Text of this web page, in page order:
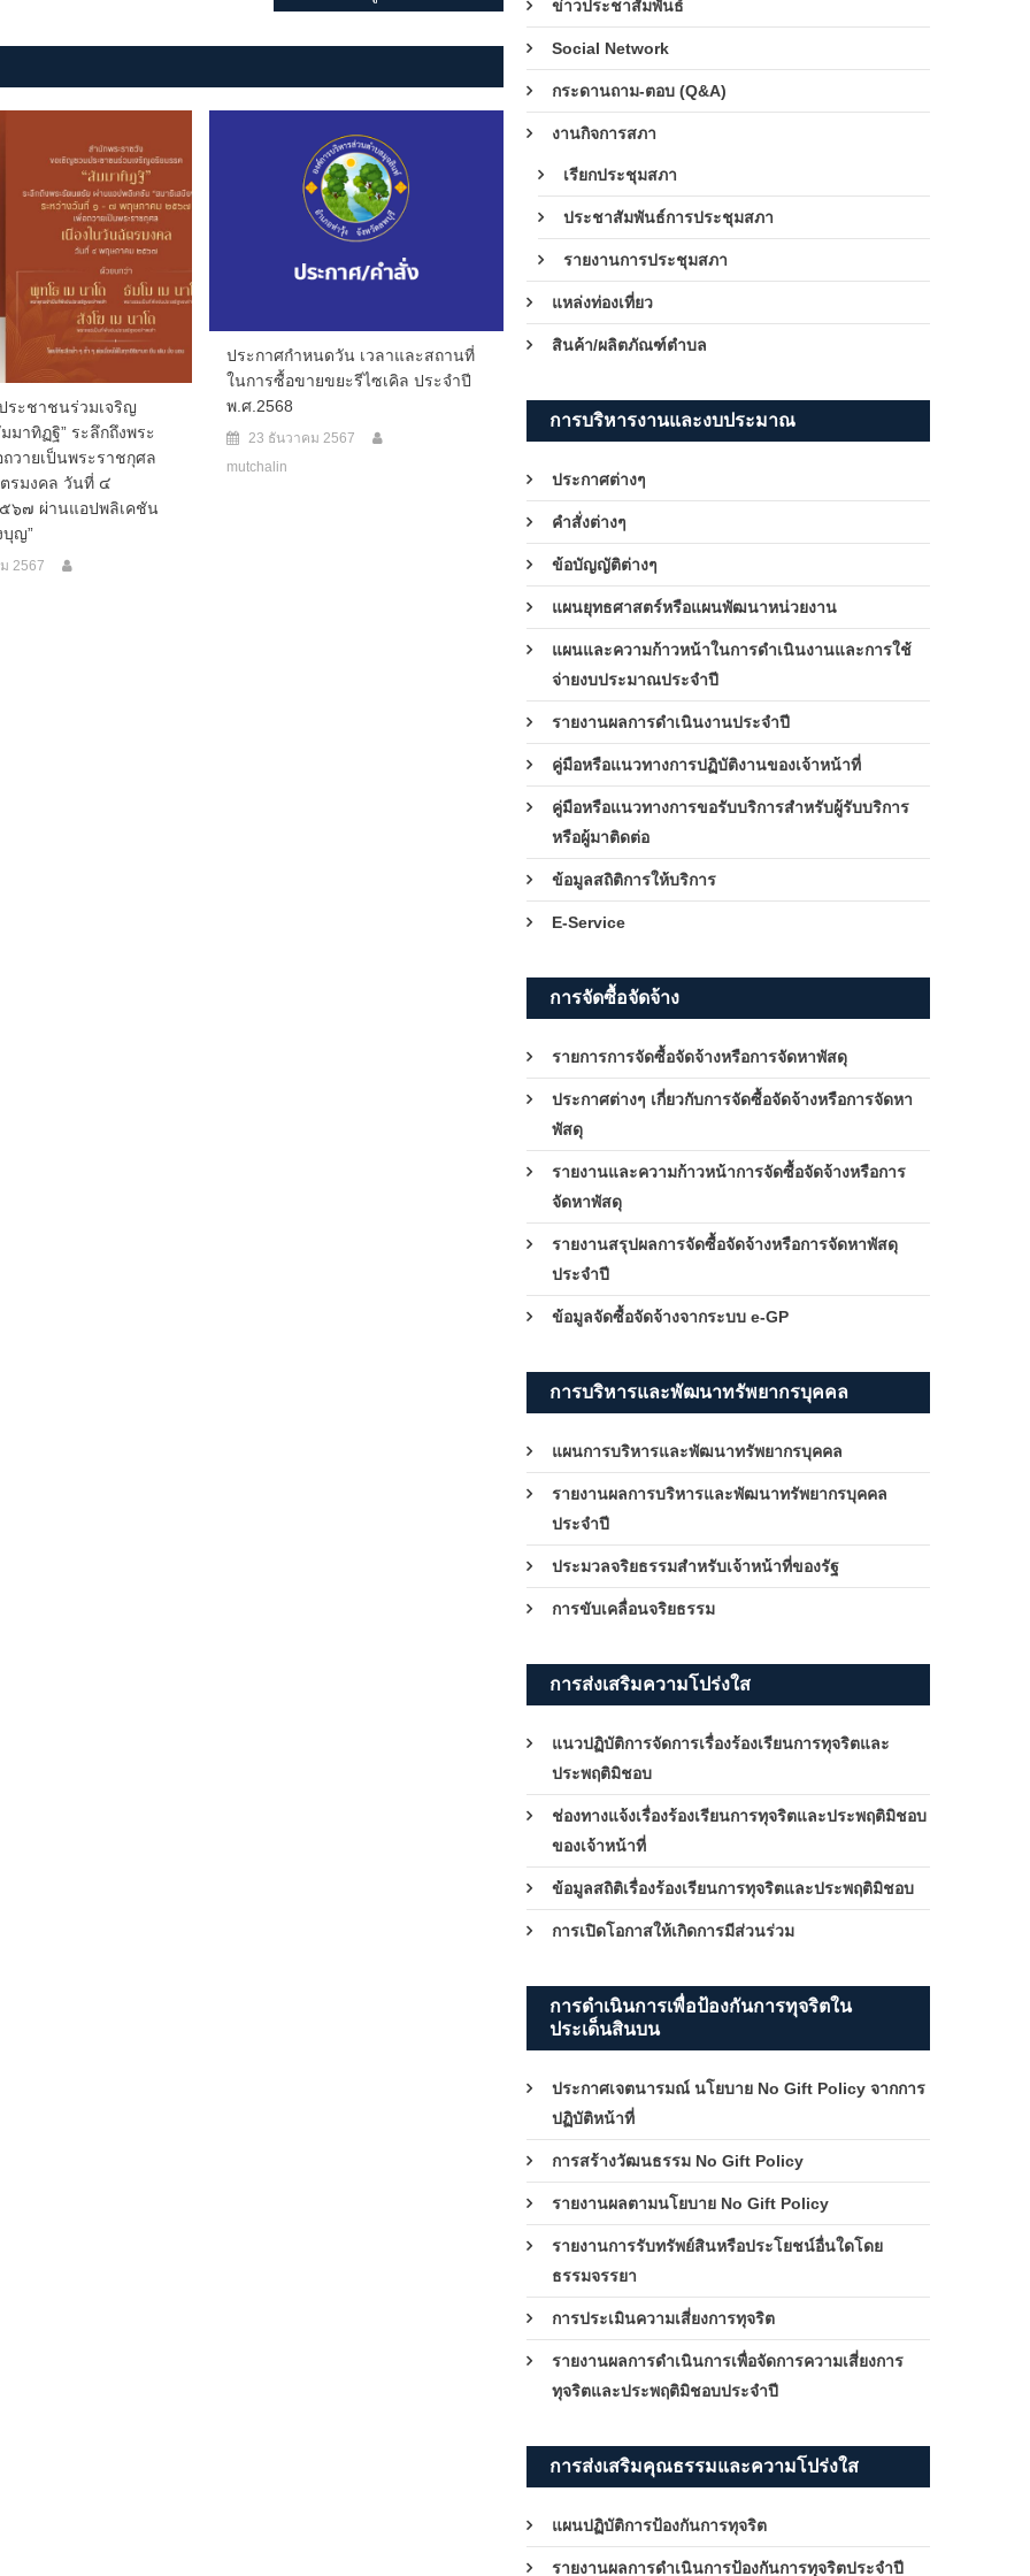
ะชาชนร่วมเจริญ
มาทิฏฐิ” ระลึกถึงพระ
วายเป็นพระราชกุศล
รมงคล วันที่ ๔
๖๗ ผ่านแอปพลิเคชัน
บุญ”
2567
ประกาศกำหนดวัน เวลาและสถานที่
ในการซื้อขายขยะรีไซเคิล ประจำปี
พ.ศ.2568
23 ธันวาคม 2567
mutchalin
ข่าวประชาสัมพันธ์
Social Network
กระดานถาม-ตอบ (Q&A)
งานกิจการสภา
เรียกประชุมสภา
ประชาสัมพันธ์การประชุมสภา
รายงานการประชุมสภา
แหล่งท่องเที่ยว
สินค้า/ผลิตภัณฑ์ตำบล
การบริหารงานและงบประมาณ
ประกาศต่างๆ
คำสั่งต่างๆ
ข้อบัญญัติต่างๆ
แผนยุทธศาสตร์หรือแผนพัฒนาหน่วยงาน
แผนและความก้าวหน้าในการดำเนินงานและการใช้
จ่ายงบประมาณประจำปี
รายงานผลการดำเนินงานประจำปี
คู่มือหรือแนวทางการปฏิบัติงานของเจ้าหน้าที่
คู่มือหรือแนวทางการขอรับบริการสำหรับผู้รับบริการ
หรือผู้มาติดต่อ
ข้อมูลสถิติการให้บริการ
E-Service
การจัดซื้อจัดจ้าง
รายการการจัดซื้อจัดจ้างหรือการจัดหาพัสดุ
ประกาศต่างๆ เกี่ยวกับการจัดซื้อจัดจ้างหรือการจัดหา
พัสดุ
รายงานและความก้าวหน้าการจัดซื้อจัดจ้างหรือการ
จัดหาพัสดุ
รายงานสรุปผลการจัดซื้อจัดจ้างหรือการจัดหาพัสดุ
ประจำปี
ข้อมูลจัดซื้อจัดจ้างจากระบบ e-GP
การบริหารและพัฒนาทรัพยากรบุคคล
แผนการบริหารและพัฒนาทรัพยากรบุคคล
รายงานผลการบริหารและพัฒนาทรัพยากรบุคคล
ประจำปี
ประมวลจริยธรรมสำหรับเจ้าหน้าที่ของรัฐ
การขับเคลื่อนจริยธรรม
การส่งเสริมความโปร่งใส
แนวปฏิบัติการจัดการเรื่องร้องเรียนการทุจริตและ
ประพฤติมิชอบ
ช่องทางแจ้งเรื่องร้องเรียนการทุจริตและประพฤติมิชอบ
ของเจ้าหน้าที่
ข้อมูลสถิติเรื่องร้องเรียนการทุจริตและประพฤติมิชอบ
การเปิดโอกาสให้เกิดการมีส่วนร่วม
การดำเนินการเพื่อป้องกันการทุจริตใน
ประเด็นสินบน
ประกาศเจตนารมณ์ นโยบาย No Gift Policy จากการ
ปฏิบัติหน้าที่
การสร้างวัฒนธรรม No Gift Policy
รายงานผลตามนโยบาย No Gift Policy
รายงานการรับทรัพย์สินหรือประโยชน์อื่นใดโดย
ธรรมจรรยา
การประเมินความเสี่ยงการทุจริต
รายงานผลการดำเนินการเพื่อจัดการความเสี่ยงการ
ทุจริตและประพฤติมิชอบประจำปี
การส่งเสริมคุณธรรมและความโปร่งใส
แผนปฏิบัติการป้องกันการทุจริต
รายงานผลการดำเนินการป้องกันการทุจริตประจำปี